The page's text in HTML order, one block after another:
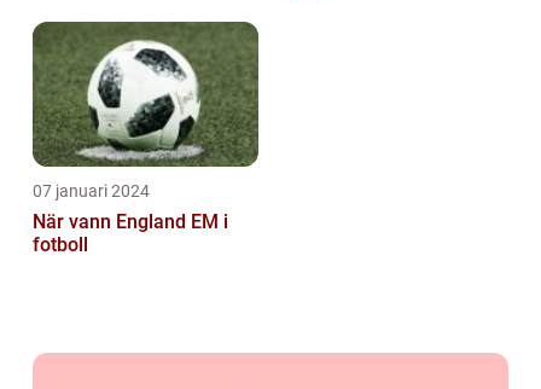
07 januari 2024
När vann England EM i
fotboll